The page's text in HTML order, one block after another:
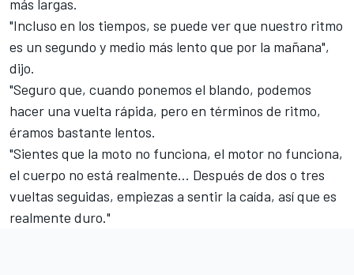
más largas.
"Incluso en los tiempos, se puede ver que nuestro ritmo
es un segundo y medio más lento que por la mañana",
dijo.
"Seguro que, cuando ponemos el blando, podemos
hacer una vuelta rápida, pero en términos de ritmo,
éramos bastante lentos.
"Sientes que la moto no funciona, el motor no funciona,
el cuerpo no está realmente... Después de dos o tres
vueltas seguidas, empiezas a sentir la caída, así que es
realmente duro."